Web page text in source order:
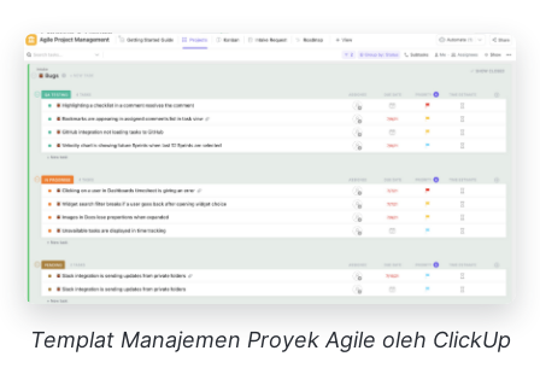
Templat Manajemen Proyek Agile oleh ClickUp